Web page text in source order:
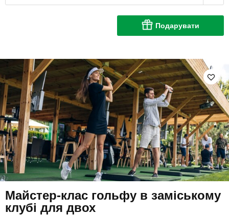
Подарувати
Майстер-клас гольфу в заміському
клубі для двох